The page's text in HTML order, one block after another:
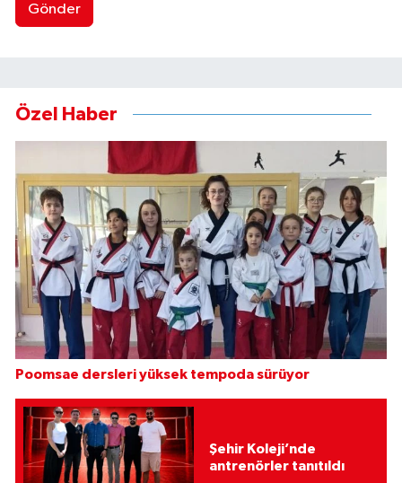
Gönder
Özel Haber
Poomsae dersleri yüksek tempoda sürüyor
Şehir Koleji’nde
antrenörler tanıtıldı